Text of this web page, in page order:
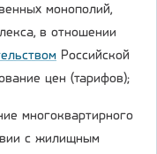
монополий,
в отношении
Российской
цен (тарифов);
многоквартирного
с жилищным